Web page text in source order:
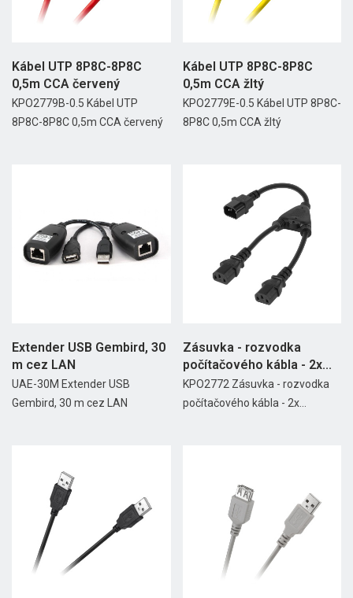
Kábel UTP 8P8C-8P8C
0,5m CCA červený
KPO2779B-0.5 Kábel UTP
8P8C-8P8C 0,5m CCA červený
Kábel UTP 8P8C-8P8C
0,5m CCA žltý
KPO2779E-0.5 Kábel UTP 8P8C-
8P8C 0,5m CCA žltý
Extender USB Gembird, 30
m cez LAN
UAE-30M Extender USB
Gembird, 30 m cez LAN
Zásuvka - rozvodka
počítačového kábla - 2x...
KPO2772 Zásuvka - rozvodka
počítačového kábla - 2x...